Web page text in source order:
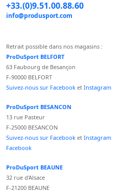
+33.(0)9.51.00.88.60
info@produsport.com
Retrait possible dans nos magasins :
ProDuSport BELFORT
63 Faubourg de Besançon
F-90000 BELFORT
Suivez-nous sur Facebook et Instagram
ProDuSport BESANCON
13 rue Pasteur
F-25000 BESANCON
Suivez-nous sur Facebook et Instagram
Facebook
ProDuSport BEAUNE
32 rue d'Alsace
F-21200 BEAUNE